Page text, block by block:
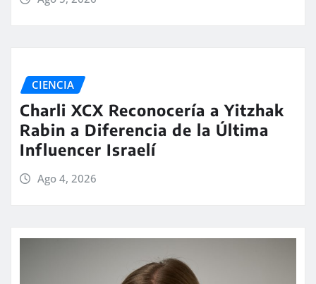
CIENCIA
Charli XCX Reconocería a Yitzhak
Rabin a Diferencia de la Última
Influencer Israelí
Ago 4, 2026